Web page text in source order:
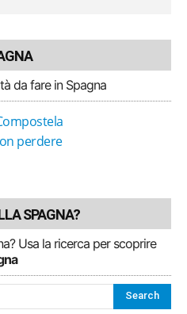
da fare in Spagna
perdere
SPAGNA?
Usa la ricerca per scoprire
Search